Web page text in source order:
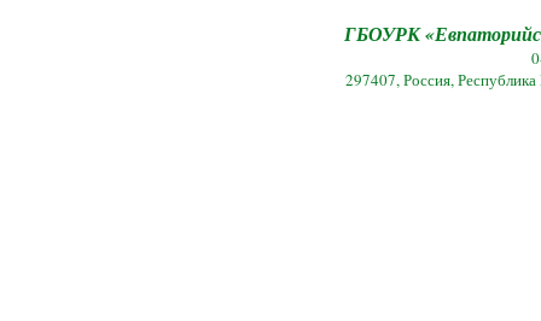
ГБОУРК
297407, Россия,